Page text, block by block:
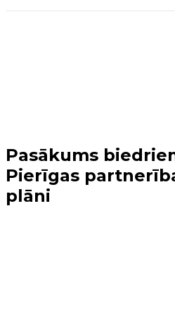
Pasākums
Pierīgas
plāni